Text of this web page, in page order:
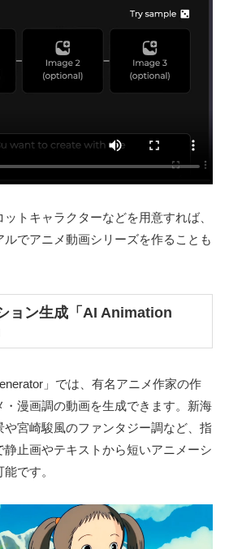
トキャラクターなどを用意すれば、
でアニメ動画シリーズを作ることも
ョン生成「AI Animation
」では、有名アニメ作家の作
・漫画調の動画を生成できます​。新海
や宮崎駿風のファンタジー調など、指
静止画やテキストから短いアニメーシ
です。